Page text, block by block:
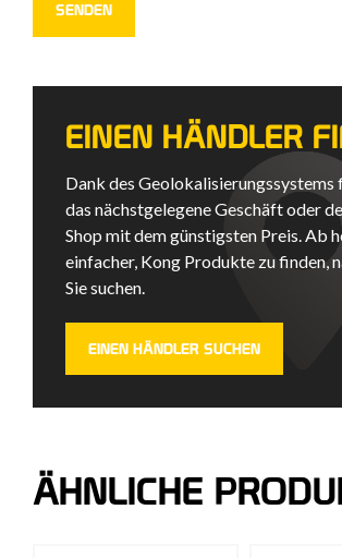
EINEN HÄNDLER
Dank des Geolokalisierungssystems
das nächstgelegene Geschäft oder
Shop mit dem günstigsten Preis. Ab
einfacher, Kong Produkte zu finden,
Sie suchen.
EINEN HÄNDLER SUCHEN
ÄHNLICHE